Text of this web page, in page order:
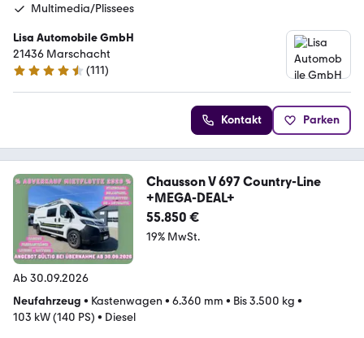
Multimedia/Plissees
Lisa Automobile GmbH
21436 Marschacht
4.6 Sterne
(111)
Kontakt Parken
Chausson V 697 Country-Line
+MEGA-DEAL+
55.850 €
19% MwSt.
Ab 30.09.2026
Neufahrzeug • Kastenwagen • 6.360 mm • Bis 3.500 kg •
103 kW (140 PS) • Diesel